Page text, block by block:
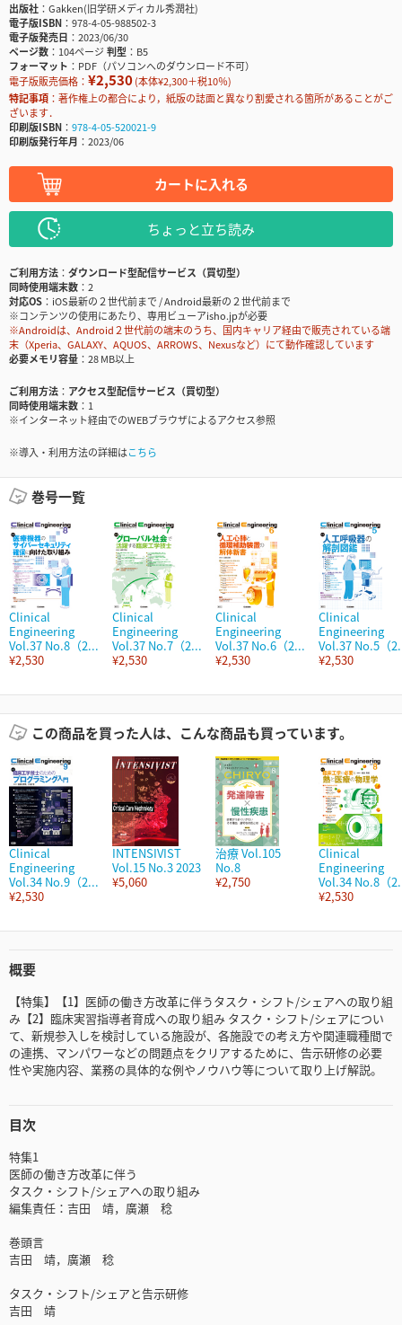
出版社
Gakken(旧学研メディカル秀潤社)
電子版ISBN
978-4-05-988502-3
電子版発売日
2023/06/30
ページ数
104ページ判型
B5
フォーマット
PDF（パソコンへのダウンロード不可）
電子版販売価格： ¥2,530(本体¥2,300＋税10％)
特記事項
著作権上の都合により，紙版の誌面と異なり割愛される箇所があることがご
ざいます．
印刷版ISBN
978-4-05-520021-9
印刷版発行年月
2023/06
カートに入れる
ちょっと立ち読み
ご利用方法
ダウンロード型配信サービス（買切型）
同時使用端末数
2
対応OS
iOS最新の２世代前まで / Android最新の２世代前まで
※コンテンツの使用にあたり、専用ビューアisho.jpが必要
※Androidは、Android２世代前の端末のうち、国内キャリア経由で販売されている端
末（Xperia、GALAXY、AQUOS、ARROWS、Nexusなど）にて動作確認しています
必要メモリ容量
28 MB以上
ご利用方法
アクセス型配信サービス（買切型）
同時使用端末数
1
※インターネット経由でのWEBブラウザによるアクセス参照
※導入・利用方法の詳細はこちら
巻号一覧
Clinical
Engineering
Vol.37 No.8（2...
¥2,530
Clinical
Engineering
Vol.37 No.7（2...
¥2,530
Clinical
Engineering
Vol.37 No.6（2...
¥2,530
Clinical
Engineering
Vol.37 No.5（
¥2,530
この商品を買った人は、こんな商品も買っています。
Clinical
Engineering
Vol.34 No.9（2...
¥2,530
INTENSIVIST
Vol.15 No.3 2023
¥5,060
治療 Vol.105
No.8
¥2,750
Clinical
Engineering
Vol.34 No.8（
¥2,530
概要
【特集】【1】医師の働き方改革に伴うタスク・シフト/シェアへの取り組
み【2】臨床実習指導者育成への取り組み タスク・シフト/シェアについ
て、新規参入しを検討している施設が、各施設での考え方や関連職種間で
の連携、マンパワーなどの問題点をクリアするために、告示研修の必要
性や実施内容、業務の具体的な例やノウハウ等について取り上げ解説。
目次
特集1
医師の働き方改革に伴う
タスク・シフト/シェアへの取り組み
編集責任：吉田 靖，廣瀬 稔
巻頭言
吉田 靖，廣瀬 稔
タスク・シフト/シェアと告示研修
吉田 靖